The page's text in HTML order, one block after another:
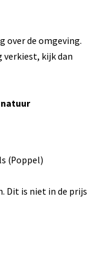
over de omgeving.
kijk dan
natuur
(Poppel)
Dit is niet in de prijs